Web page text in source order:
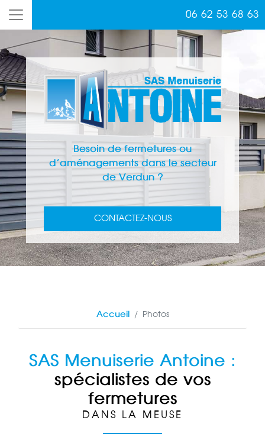
06 62 53 68 63
Besoin de fermetures ou
d’aménagements dans le secteur
de Verdun ?
CONTACTEZ-NOUS
Accueil Photos
SAS Menuiserie Antoine :
spécialistes de vos
fermetures
DANS LA MEUSE